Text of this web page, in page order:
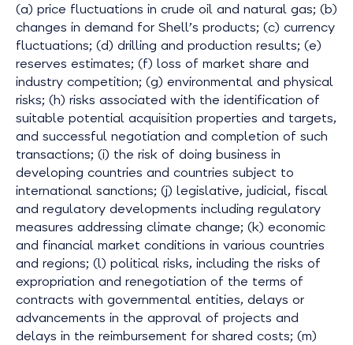
(a) price fluctuations in crude oil and natural gas; (b)
changes in demand for Shell’s products; (c) currency
fluctuations; (d) drilling and production results; (e)
reserves estimates; (f) loss of market share and
industry competition; (g) environmental and physical
risks; (h) risks associated with the identification of
suitable potential acquisition properties and targets,
and successful negotiation and completion of such
transactions; (i) the risk of doing business in
developing countries and countries subject to
international sanctions; (j) legislative, judicial, fiscal
and regulatory developments including regulatory
measures addressing climate change; (k) economic
and financial market conditions in various countries
and regions; (l) political risks, including the risks of
expropriation and renegotiation of the terms of
contracts with governmental entities, delays or
advancements in the approval of projects and
delays in the reimbursement for shared costs; (m)